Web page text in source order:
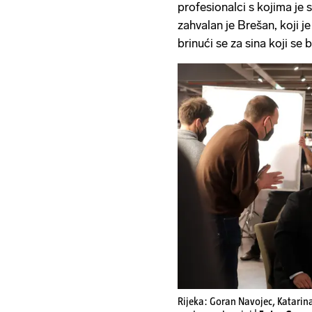
profesionalci s kojima je
zahvalan je Brešan, koji
brinući se za sina koji se
Rijeka: Goran Navojec,